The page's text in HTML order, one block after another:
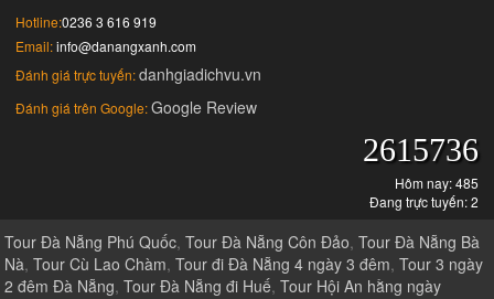
Hotline:0236 3 616 919
Email: info@danangxanh.com
Đánh giá trực tuyến:danhgiadichvu.vn
Đánh giá trên Google: Google Review
2615736
Hôm nay: 485
Đang trực tuyến: 2
Tour Đà Nẵng Phú Quốc,Tour Đà Nẵng Côn Đảo,Tour Đà Nẵng Bà
Nà,Tour Cù Lao Chàm,Tour đi Đà Nẵng 4 ngày 3 đêm,Tour 3 ngày
2 đêm Đà Nẵng,Tour Đà Nẵng đi Huế,Tour Hội An hằng ngày